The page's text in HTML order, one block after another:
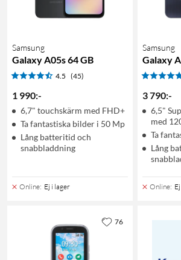
Samsung
Galaxy A05s 64 GB
4.5 (45)
1 990:-
6,7" touchskärm med FHD+
Ta fantastiska bilder i 50 Mp
Lång batteritid och
snabbladdning
Online: Ej i lager
Samsung
Galaxy
3 790:-
6,5"
med
Ta
Lång
Online:
76